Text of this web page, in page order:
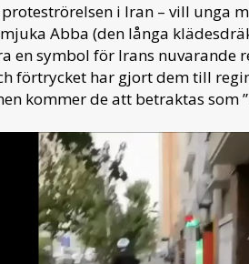
i Iran – vill unga
Abba (den långa
en symbol för Irans nuvarande
förtrycket har gjort dem till
kommer de att betraktas som